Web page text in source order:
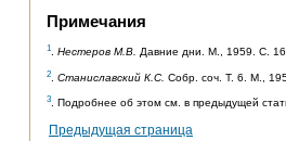
Примечания
1. Нестеров М.В. Давние дни. М., 1959. С.
2 Станиславский К.С. Собр. соч. Т. 6. М.,
3. Подробнее об этом см. в предыдущей
Предыдущая страница